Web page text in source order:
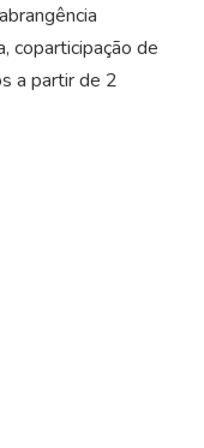
coparticipação de
a partir de 2